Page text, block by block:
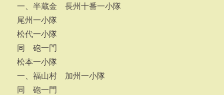
一、半蔵金 長州十番一小隊
尾州一小隊
松代一小隊
同 砲一門
松本一小隊
一、福山村 加州一小隊
同 砲一門